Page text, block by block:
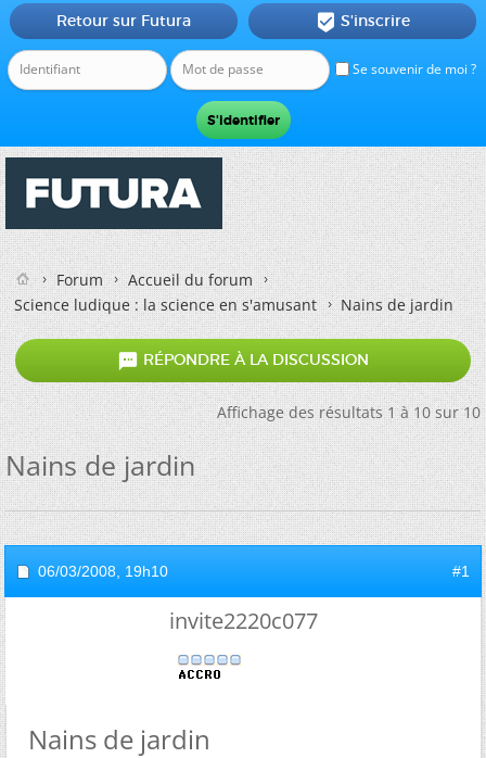
Se souvenir de moi ?
Retour sur Futura  S'inscrire
Forum
Accueil du forum
Science ludique : la science en s'amusant
Nains de jardin
 RÉPONDRE À LA DISCUSSION
Affichage des résultats 1 à 10 sur 10
Nains de jardin
06/03/2008, 19h10 #1
invite2220c077
Nains de jardin